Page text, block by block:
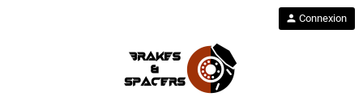
person Connexion